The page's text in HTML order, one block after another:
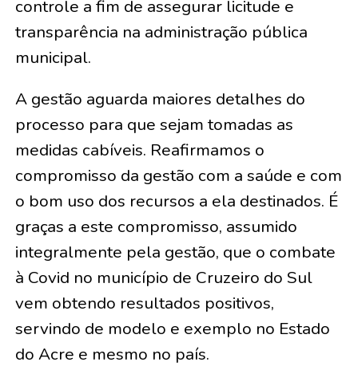
controle a fim de assegurar licitude e
transparência na administração pública
municipal.
A gestão aguarda maiores detalhes do
processo para que sejam tomadas as
medidas cabíveis. Reafirmamos o
compromisso da gestão com a saúde e com
o bom uso dos recursos a ela destinados. É
graças a este compromisso, assumido
integralmente pela gestão, que o combate
à Covid no município de Cruzeiro do Sul
vem obtendo resultados positivos,
servindo de modelo e exemplo no Estado
do Acre e mesmo no país.